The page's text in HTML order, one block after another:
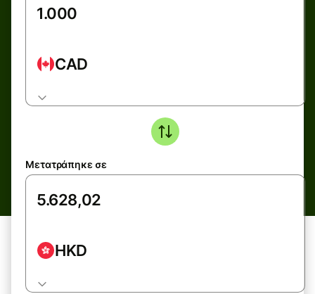
CAD
Μετατράπηκε σε
HKD